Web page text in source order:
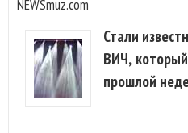
NEWSmuz.com
Стали
ВИЧ,
прошлой